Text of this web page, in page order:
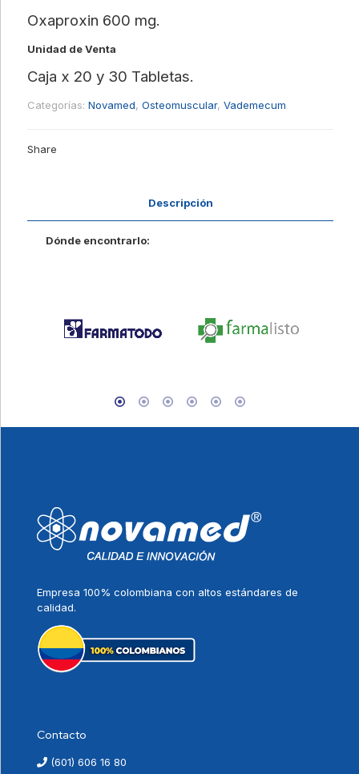
Oxaproxin 600 mg.
Unidad de Venta
Caja x 20 y 30 Tabletas.
Categorías: Novamed, Osteomuscular, Vademecum
Share
Descripción
Dónde encontrarlo:
Empresa 100% colombiana con altos estándares de
calidad.
Contacto
(601) 606 16 80